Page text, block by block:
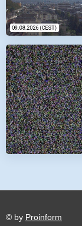
© by Proinform